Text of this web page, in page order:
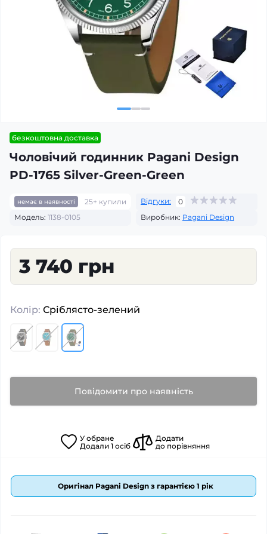
безкоштовна доставка
Чоловічий годинник Pagani Design
PD-1765 Silver-Green-Green
немає в наявності 25+ купили Відгуки:
0
Модель: 1138-0105 Виробник: Pagani Design
3 740 грн
Колір: Сріблясто-зелений
Повідомити про наявність
У обране
Додали 1 осіб
Додати
до порівняння
Оригінал Pagani Design з гарантією 1 рік